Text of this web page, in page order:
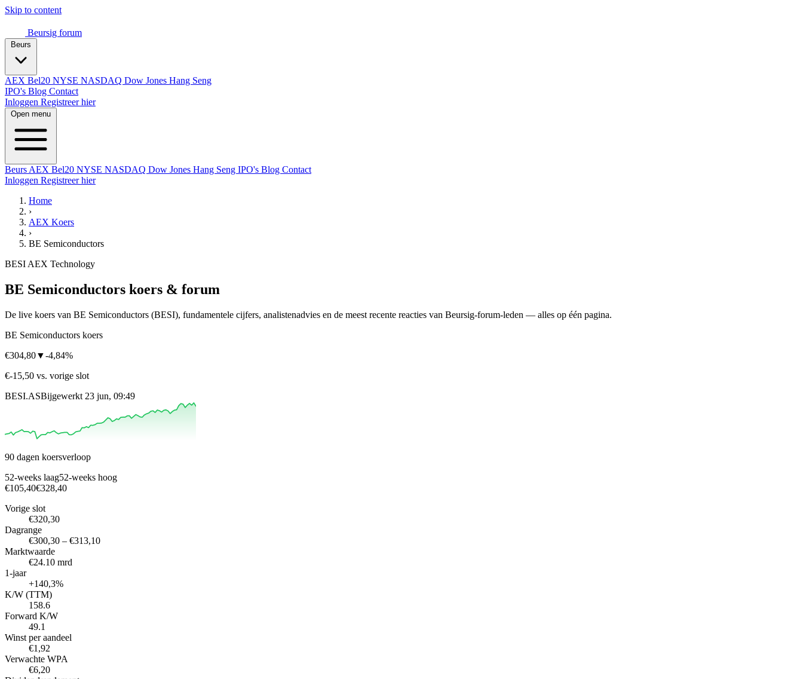
Skip to content
Beursig forum
AEX Bel20 NYSE NASDAQ Dow Jones Hang Seng
IPO's Blog Contact
Inloggen Registreer hier
Open menu
Beurs AEX Bel20 NYSE NASDAQ Dow Jones Hang Seng IPO's Blog Contact
Inloggen Registreer hier
Home
›
AEX Koers
›
BE Semiconductors
BESI AEX Technology
BE Semiconductors koers & forum
De live koers van BE Semiconductors (BESI), fundamentele cijfers, analisten­advies en de meest recente reacties van Beursig-forum-leden — alles op één pagina.
BE Semiconductors koers
€304,80▼-4,84%
€-15,50 vs. vorige slot
BESI.ASBijgewerkt 23 jun, 09:49
90 dagen koersverloop
52-weeks laag52-weeks hoog
€105,40€328,40
Vorige slot
€320,30
Dagrange
€300,30 – €313,10
Marktwaarde
€24.10 mrd
1-jaar
+140,3%
K/W (TTM)
158.6
Forward K/W
49.1
Winst per aandeel
€1,92
Verwachte WPA
€6,20